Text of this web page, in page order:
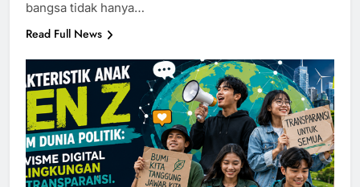
bangsa tidak hanya…
Read Full News